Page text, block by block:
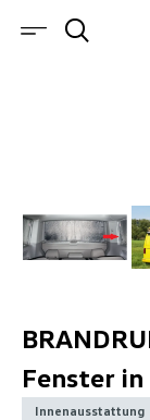
Fenster
Innenausstattung